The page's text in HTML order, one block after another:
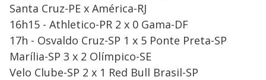
Santa Cruz-PE x América-RJ
16h15 - Athletico-PR 2 x 0 Gama-DF
17h - Osvaldo Cruz-SP 1 x 5 Ponte Preta-SP
Marília-SP 3 x 2 Olímpico-SE
Velo Clube-SP 2 x 1 Red Bull Brasil-SP